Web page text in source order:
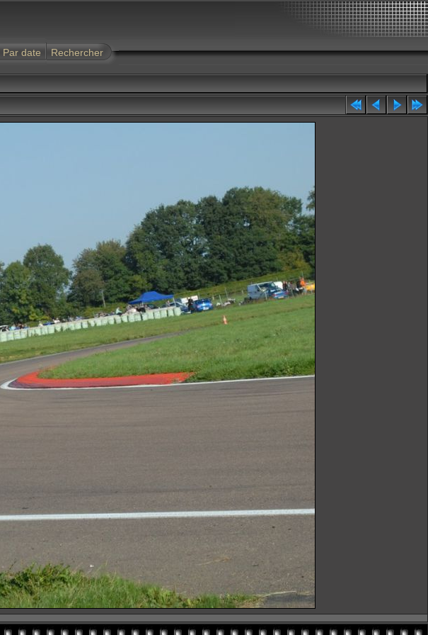
Par date Rechercher